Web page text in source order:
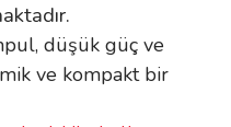
düşük güç ve
ve kompakt bir